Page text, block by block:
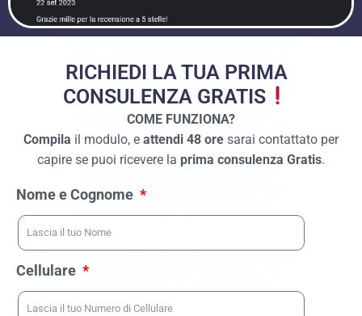
RICHIEDI LA TUA PRIMA
CONSULENZA GRATIS
COME FUNZIONA?
Compila il modulo, e attendi 48 ore sarai contattato per
capire se puoi ricevere la prima consulenza Gratis.
Nome e Cognome
Cellulare